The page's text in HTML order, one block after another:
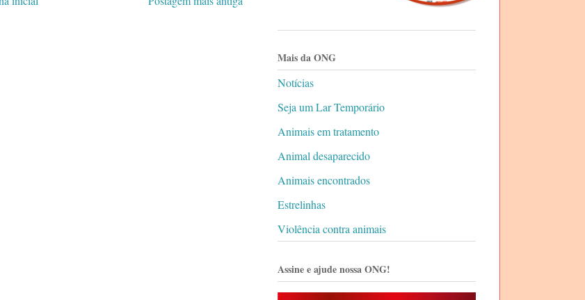
Mais da ONG
Notícias
Seja um Lar Temporário
Animais em tratamento
Animal desaparecido
Animais encontrados
Estrelinhas
Violência contra animais
Assine e ajude nossa ONG!